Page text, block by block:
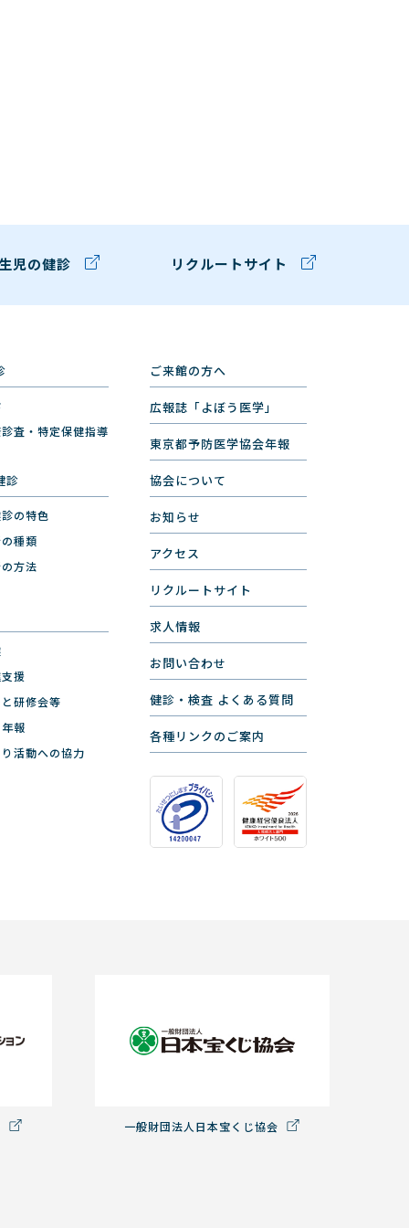
児の健診 リクルートサイト
査・特定保健指導
診
の特色
種類
方法
援
研修会等
報
活動への協力
ご来館の方へ
広報誌「よぼう医学」
東京都予防医学協会年報
協会について
お知らせ
アクセス
リクルートサイト
求人情報
お問い合わせ
健診・検査 よくある質問
各種リンクのご案内
一般財団法人日本宝くじ協会